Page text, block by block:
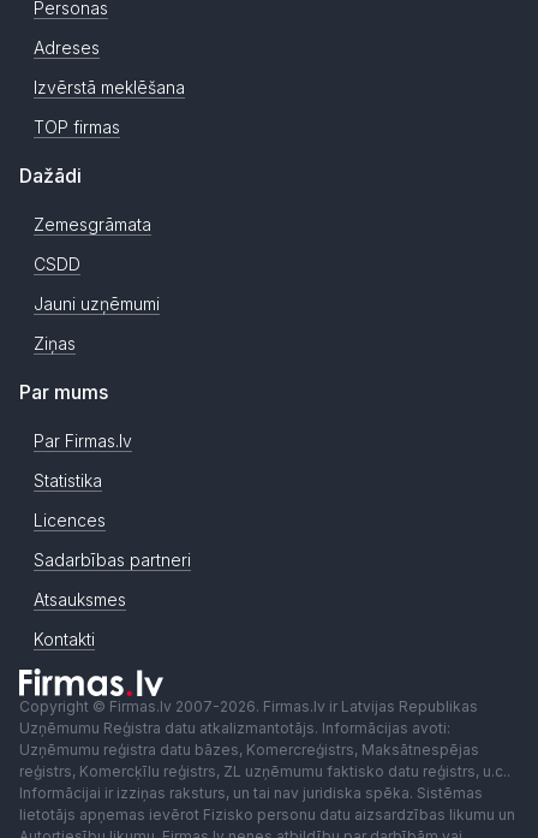
Personas
Adreses
Izvērstā meklēšana
TOP firmas
Dažādi
Zemesgrāmata
CSDD
Jauni uzņēmumi
Ziņas
Par mums
Par Firmas.lv
Statistika
Licences
Sadarbības partneri
Atsauksmes
Kontakti
Copyright © Firmas.lv 2007-2026. Firmas.lv ir Latvijas Republikas
Uzņēmumu Reģistra datu atkalizmantotājs. Informācijas avoti:
Uzņēmumu reģistra datu bāzes, Komercreģistrs, Maksātnespējas
reģistrs, Komercķīlu reģistrs, ZL uzņēmumu faktisko datu reģistrs, u.c..
Informācijai ir izziņas raksturs, un tai nav juridiska spēka. Sistēmas
lietotājs apņemas ievērot Fizisko personu datu aizsardzības likumu un